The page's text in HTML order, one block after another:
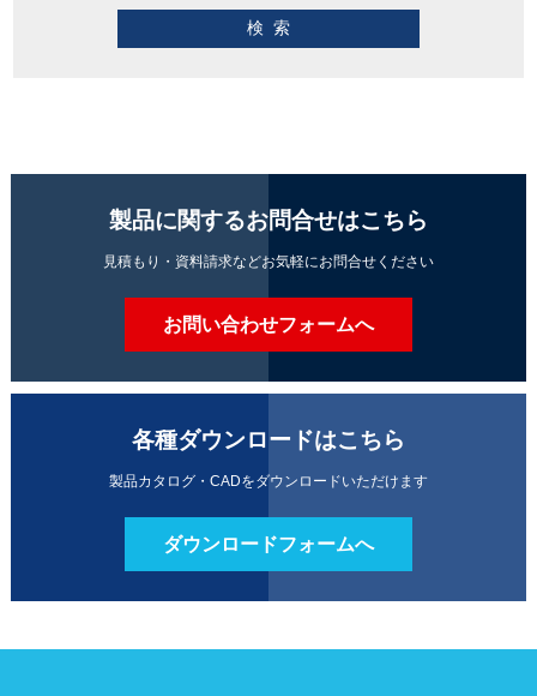
製品に関するお問合せはこちら
見積もり・資料請求などお気軽にお問合せください
お問い合わせフォームへ
各種ダウンロードはこちら
製品カタログ・CADをダウンロードいただけます
ダウンロードフォームへ